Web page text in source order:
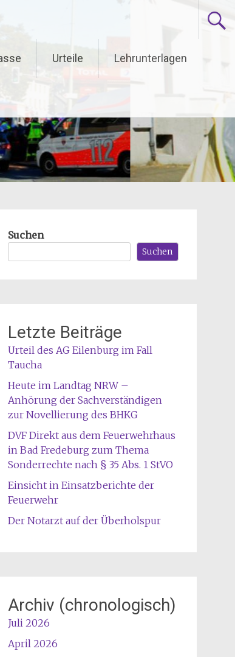
Urteile Lehrunterlagen
Suchen
Suchen
Letzte Beiträge
Urteil des AG Eilenburg im Fall
Taucha
Heute im Landtag NRW –
Anhörung der Sachverständigen
zur Novellierung des BHKG
DVF Direkt aus dem Feuerwehrhaus
in Bad Fredeburg zum Thema
Sonderrechte nach § 35 Abs. 1 StVO
Einsicht in Einsatzberichte der
Feuerwehr
Der Notarzt auf der Überholspur
Archiv (chronologisch)
Juli 2026
April 2026